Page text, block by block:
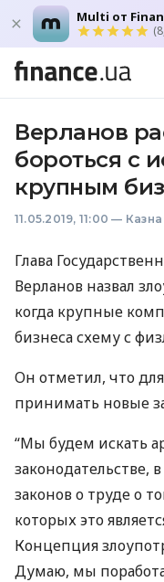
Multi от
Верланов
бороться с
крупным
11.05.2019, 11:00 —
Глава
Верланов назвал
когда крупные
бизнеса схему с
Он отметил, что
принимать новые
“Мы будем искать
законодательстве,
законов о труде о
которых это
Концепция
Думаю, мы